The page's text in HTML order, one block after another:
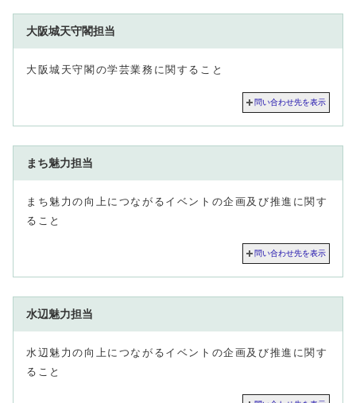
大阪城天守閣担当
大阪城天守閣の学芸業務に関すること
問い合わせ先を表示
まち魅力担当
まち魅力の向上につながるイベントの企画及び推進に関す
ること
問い合わせ先を表示
水辺魅力担当
水辺魅力の向上につながるイベントの企画及び推進に関す
ること